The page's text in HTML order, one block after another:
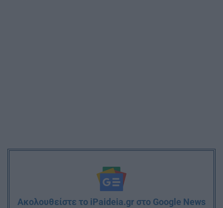
Ακολουθείστε το iPaideia.gr στο Google News